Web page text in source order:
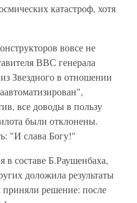
катастроф, хотя
вовсе не
ВВС генерала
Звездного в отношении
все доводы в пользу
были отклонены.
"И слава Богу!"
в составе Б.Раушенбаха,
доложила результаты
решение: после